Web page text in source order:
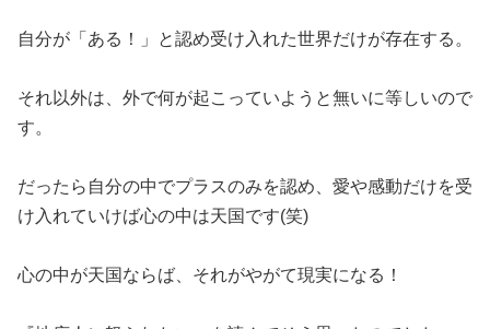
自分が「ある！」と認め受け入れた世界だけが存在する。
それ以外は、外で何が起こっていようと無いに等しいので
す。
だったら自分の中でプラスのみを認め、愛や感動だけを受
け入れていけば心の中は天国です(笑)
心の中が天国ならば、それがやがて現実になる！